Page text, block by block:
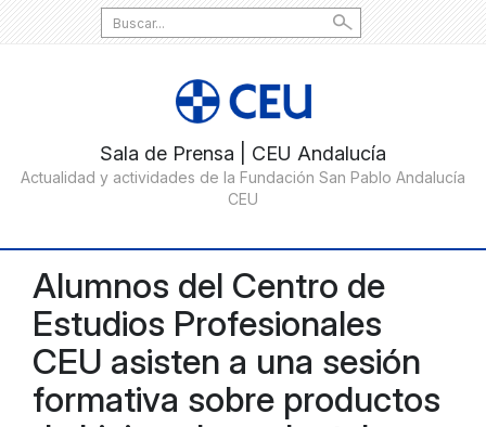
Search
for:
Alumnos del Centro de
Estudios Profesionales
CEU asisten a una sesión
formativa sobre productos